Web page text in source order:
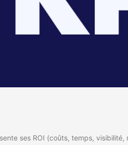
ses ROI (coûts, temps, visibilité,